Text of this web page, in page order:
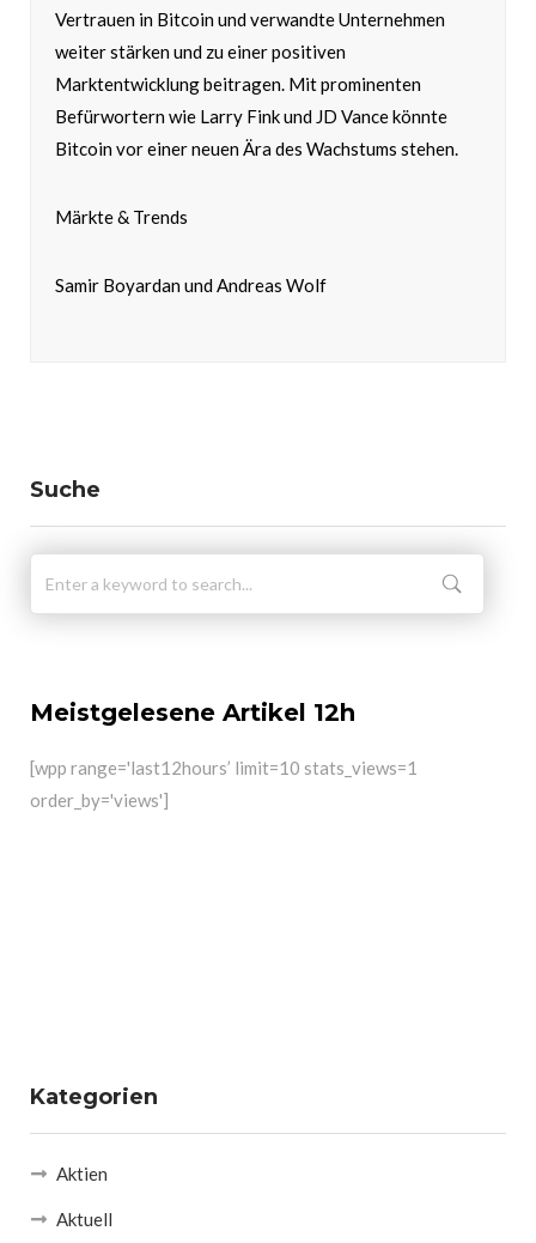
Vertrauen in Bitcoin und verwandte Unternehmen
weiter stärken und zu einer positiven
Marktentwicklung beitragen. Mit prominenten
Befürwortern wie Larry Fink und JD Vance könnte
Bitcoin vor einer neuen Ära des Wachstums stehen.
Märkte & Trends
Samir Boyardan und Andreas Wolf
Suche
Meistgelesene Artikel 12h
[wpp range='last12hours’ limit=10 stats_views=1
order_by='views']
Kategorien
Aktien
Aktuell